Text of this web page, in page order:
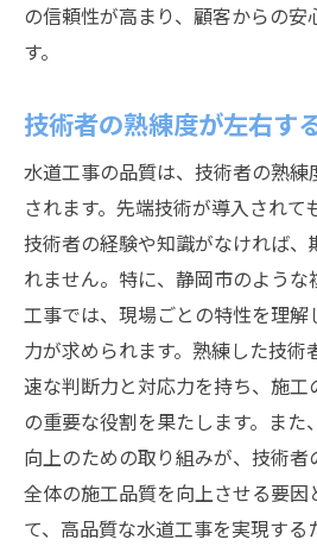
の信頼性が高まり、顧客からの安
す。
技術者の熟練度が左右す
水道工事の品質は、技術者の熟練
されます。先端技術が導入されて
技術者の経験や知識がなければ、
れません。特に、静岡市のよう
工事では、現場ごとの特性を理
力が求められます。熟練した技術
速な判断力と対応力を持ち、施工
の重要な役割を果たします。また
向上のための取り組みが、技術者
全体の施工品質を向上させる要因
て、高品質な水道工事を実現する